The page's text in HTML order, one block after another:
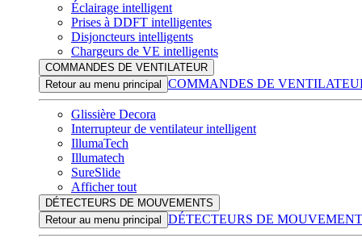
Éclairage intelligent
Prises à DDFT intelligentes
Disjoncteurs intelligents
Chargeurs de VE intelligents
COMMANDES DE VENTILATEUR
Retour au menu principal
COMMANDES DE
Glissière Decora
Interrupteur de ventilateur intelligent
IllumaTech
Illumatech
SureSlide
Afficher tout
DÉTECTEURS DE MOUVEMENTS
Retour au menu principal
DÉTECTEURS DE